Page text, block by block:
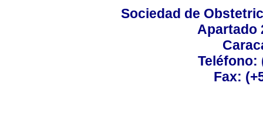
Sociedad de
Apartado
Teléfono:
Fax: